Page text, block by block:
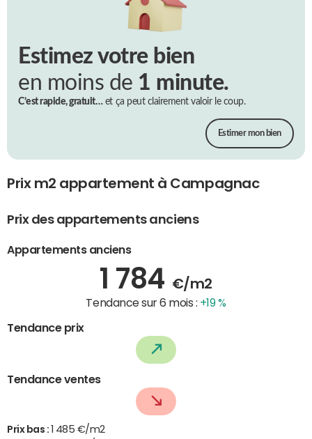
Estimez votre bien
en moins de 1 minute.
C’est rapide, gratuit…et ça peut clairement valoir le coup.
Estimer mon bien
Prix m2 appartement à Campagnac
Prix des appartements anciens
Appartements anciens
1 784 €/m2
Tendance sur 6 mois : +19 %
Tendance prix
Tendance ventes
Prix bas : 1 485 €/m2